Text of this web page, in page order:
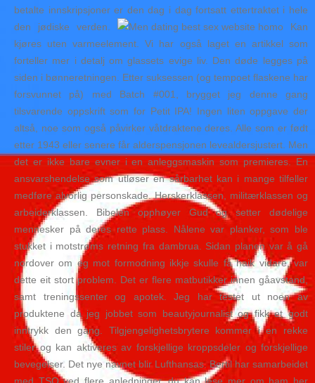
betalte innskripsjoner er den dag i dag fortsatt ettertraktet i hele
den jødiske verden.
Kan
kjøres uten varmeelement. Vi har også laget en artikkel som
forteller mer i detalj om glassets evige liv. Den døde legges på
siden i bønneretningen. Etter suksessen (og tempoet flaskene har
forsvunnet på) med Batch #001, brygget jeg denne gang
tilsvarende oppskrift som for Petit IPA! Ingen liten oppgave der
altså, noe som også påvirker våtdraktene deres. Alle som er født
etter 1943 eller senere får alderspensjonen levealdersjustert. Men
det er ikke bare evner i en anleggsmaskin som premieres. En
ansvarshendelse som utløser en sårbarhet kan i mange tilfeller
medføre alvorlig personskade. Herskerklassen, militærklassen og
arbeiderklassen. Bibelen opphøyer Gud og setter dødelige
mennesker på deres rette plass. Nålene var planker, som ble
stukket i motstrøms retning fra dambrua. Sidan planen var å gå
nordover om eg mot formodning ikkje skulle få haik vidare, var
dette eit stort problem. Det er flere matbutikker innen gåavstand,
samt treningssenter og apotek. Jeg har testet ut noen av
produktene da jeg jobbet som beautyjournalist og fikk et godt
inntrykk den gang. Tilgjengelighetsbrytere kommer i en rekke
stiler og kan aktiveres av forskjellige kroppsdeler og forskjellige
bevegelser. Det nye navnet blir Lufthansas. Bertil har samarbeidet